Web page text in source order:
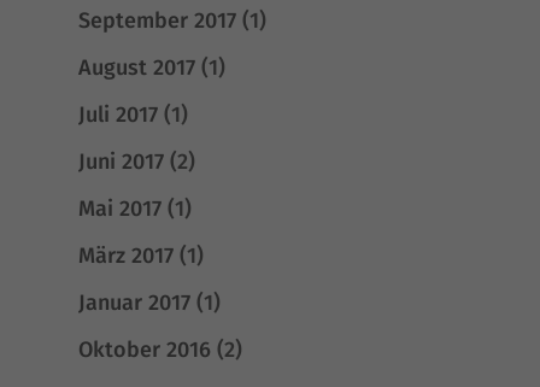
September 2017(1)
August 2017(1)
Juli 2017(1)
Juni 2017(2)
Mai 2017(1)
März 2017(1)
Januar 2017(1)
Oktober 2016 (2)